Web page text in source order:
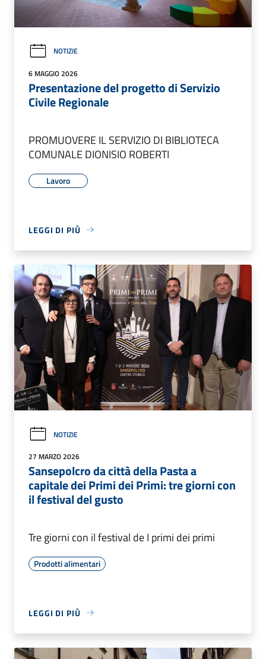
NOTIZIE
6 MAGGIO 2026
Presentazione del progetto di Servizio
Civile Regionale
PROMUOVERE IL SERVIZIO DI BIBLIOTECA
COMUNALE DIONISIO ROBERTI
Lavoro
LEGGI DI PIÙ
NOTIZIE
27 MARZO 2026
Sansepolcro da città della Pasta a
capitale dei Primi dei Primi: tre giorni con
il festival del gusto
Tre giorni con il festival de I primi dei primi
Prodotti alimentari
LEGGI DI PIÙ